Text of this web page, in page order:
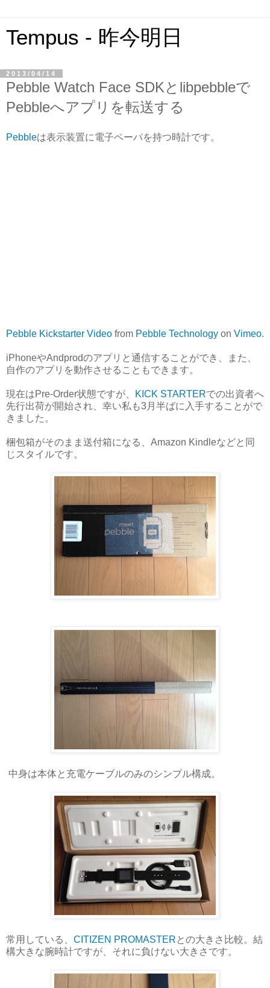
Tempus - 昨今明日
2013/04/14
Pebble Watch Face SDKとlibpebbleで
Pebbleへアプリを転送する
Pebbleは表示装置に電子ペーパを持つ時計です。
Pebble Kickstarter Video from Pebble Technology on Vimeo.
iPhoneやAndprodのアプリと通信することができ、また、
自作のアプリを動作させることもできます。
現在はPre-Order状態ですが、 KICK STARTERでの出資者へ
先行出荷が開始され、幸い私も3月半ばに入手することがで
きました。
梱包箱がそのまま送付箱になる、Amazon Kindleなどと同
じスタイルです。
中身は本体と充電ケーブルのみのシンプル構成。
常用している、 CITIZEN PROMASTER との大きさ比較。結
構大きな腕時計ですが、それに負けない大きさです。